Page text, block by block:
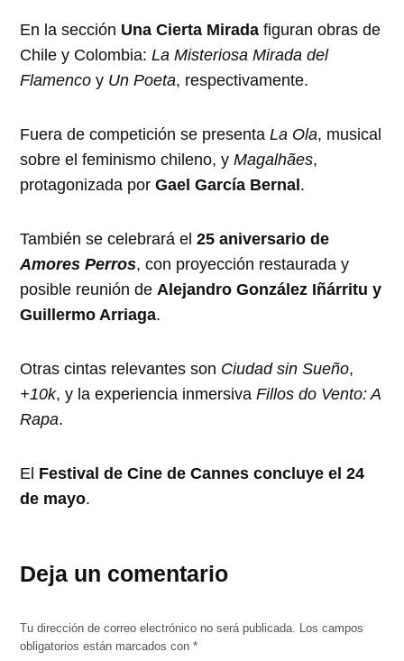
En la sección Una Cierta Mirada figuran obras de
Chile y Colombia:La Misteriosa Mirada del
Flamenco y Un Poeta, respectivamente.
Fuera de competición se presentaLa Ola, musical
sobre el feminismo chileno, yMagalhães,
protagonizada porGael García Bernal.
También se celebrará el25 aniversario de
Amores Perros, con proyección restaurada y
posible reunión de Alejandro González Iñárritu y
Guillermo Arriaga.
Otras cintas relevantes son Ciudad sin Sueño,
+10k, y la experiencia inmersivaFillos do Vento: A
Rapa.
El Festival de Cine de Cannes concluye el 24
de mayo.
Deja un comentario
Tu dirección de correo electrónico no será publicada. Los campos
obligatorios están marcados con*